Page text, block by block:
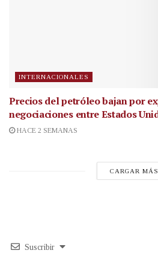
INTERNACIONALES
Precios del petróleo bajan por
negociaciones entre Estados
HACE 2 SEMANAS
CARGAR MÁS
Suscribir